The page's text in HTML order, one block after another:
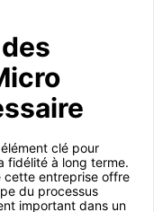
clé pour
fidélité à long terme.
cette entreprise offre
du processus
important dans un